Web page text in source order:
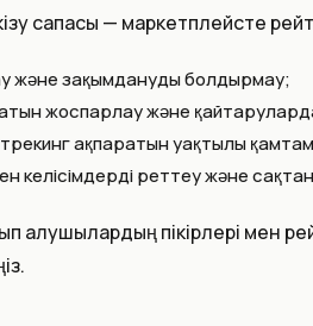
сапасы — маркетплейсте
және зақымдануды болдырмау;
жоспарлау және
ақпаратын уақтылы
келісімдерді реттеу және
алушылардың пікірлері мен